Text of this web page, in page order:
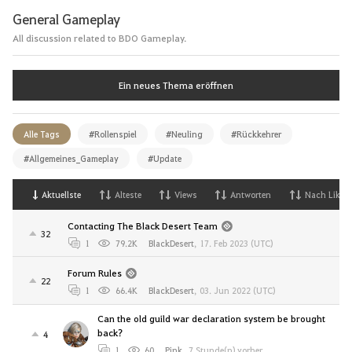
General Gameplay
All discussion related to BDO Gameplay.
Ein neues Thema eröffnen
Alle Tags #Rollenspiel #Neuling #Rückkehrer
#Allgemeines_Gameplay #Update
Aktuellste Alteste Views Antworten Nach Likes
32
Contacting The Black Desert Team
1 79.2K BlackDesert, 17. Feb 2023 (UTC)
22
Forum Rules
1 66.4K BlackDesert, 03. Jun 2022 (UTC)
4
Can the old guild war declaration system be brought
back?